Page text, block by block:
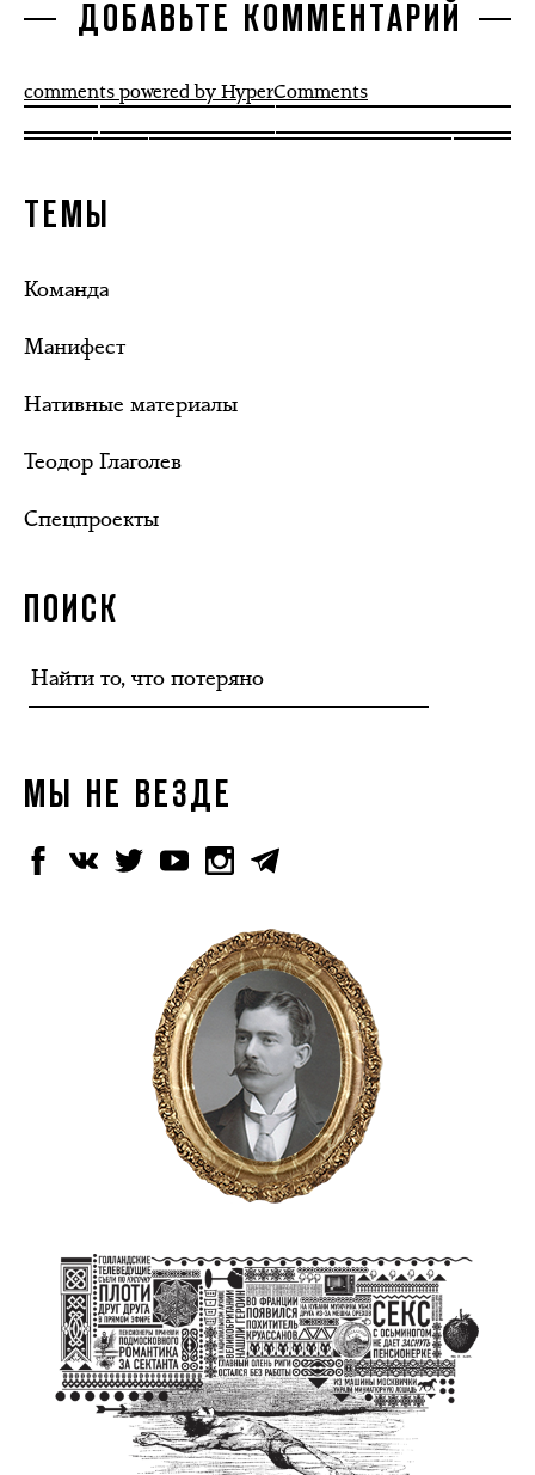
ДОБАВЬТЕ КОММЕНТАРИЙ
comments powered by HyperComments
ТЕМЫ
Команда
Манифест
Нативные материалы
Теодор Глаголев
Спецпроекты
ПОИСК
МЫ НЕ ВЕЗДЕ